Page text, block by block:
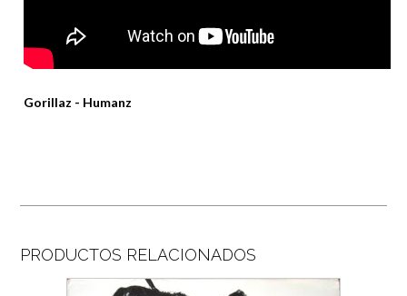
Gorillaz ‎- Humanz
PRODUCTOS RELACIONADOS